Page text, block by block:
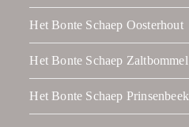
Het Bonte Schaep Oosterhout
Het Bonte Schaep Zaltbommel
Het Bonte Schaep Prinsenbeek